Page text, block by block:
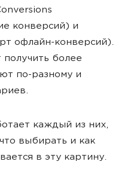
конверсий) и
офлайн-конверсий).
более
по-разному и
каждый из них,
выбирать и как
в эту картину.